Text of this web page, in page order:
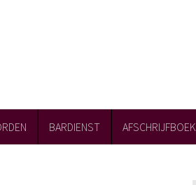
BARDIENST AFSCHRIJFBOEK